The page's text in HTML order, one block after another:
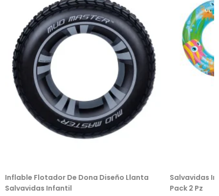
Inflable Flotador De Dona Diseño Llanta
Salvavidas Infantil
Salvavidas
Pack 2 Pz